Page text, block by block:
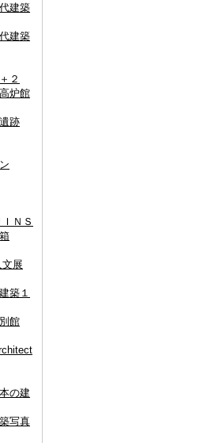
建築
建築
２
炉館
跡
ＮＳ
展
築１
館
の建
写真